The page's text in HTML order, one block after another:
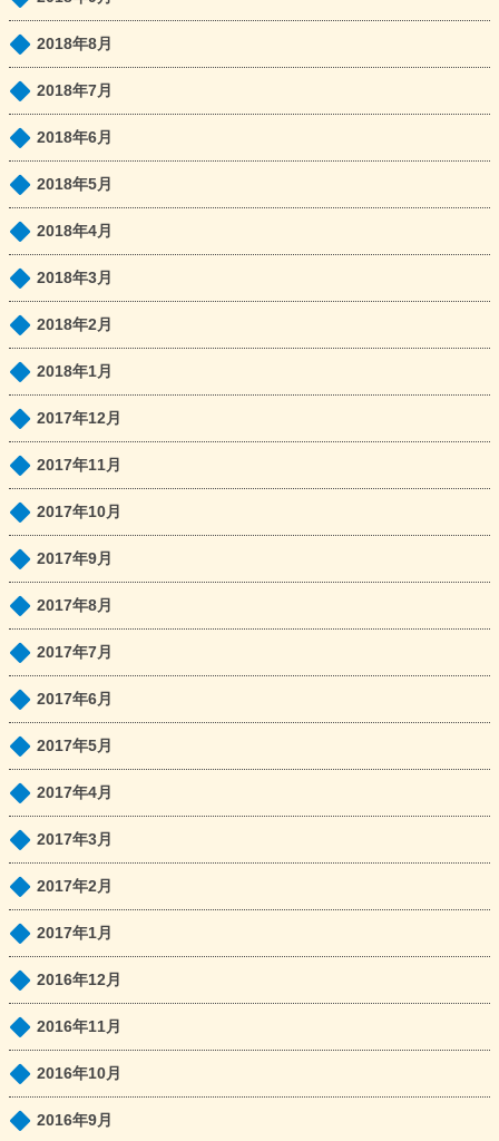
2018年8月
2018年7月
2018年6月
2018年5月
2018年4月
2018年3月
2018年2月
2018年1月
2017年12月
2017年11月
2017年10月
2017年9月
2017年8月
2017年7月
2017年6月
2017年5月
2017年4月
2017年3月
2017年2月
2017年1月
2016年12月
2016年11月
2016年10月
2016年9月